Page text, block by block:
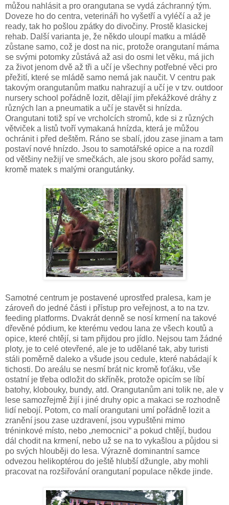
můžou nahlásit a pro orangutana se vydá záchranný tým.
Doveze ho do centra, veterináři ho vyšetří a vyléčí a až je
ready, tak ho pošlou zpátky do divočiny. Prostě klasickej
rehab. Další varianta je, že někdo uloupí matku a mládě
zůstane samo, což je dost na nic, protože orangutaní máma
se svými potomky zůstává až asi do osmi let věku, má jich
za život jenom dvě až tři a učí je všechny potřebné věci pro
přežití, které se mládě samo nemá jak naučit. V centru pak
takovým orangutanům matku nahrazují a učí je v tzv. outdoor
nursery school pořádně lozit, dělají jim překážkové dráhy z
různých lan a pneumatik a učí je stavět si hnízda.
Orangutani totiž spí ve vrcholcích stromů, kde si z různých
větviček a listů tvoří vymakaná hnízda, která je můžou
ochránit i před deštěm. Ráno se sbalí, jdou zase jinam a tam
postaví nové hnízdo. Jsou to samotářské opice a na rozdíl
od většiny nežijí ve smečkách, ale jsou skoro pořád samy,
kromě matek s malými orangutánky.
Samotné centrum je postavené uprostřed pralesa, kam je
zároveň do jedné části i přístup pro veřejnost, a to na tzv.
feeding platforms. Dvakrát denně se nosí krmení na takové
dřevěné pódium, ke kterému vedou lana ze všech koutů a
opice, které chtějí, si tam přijdou pro jídlo. Nejsou tam žádné
ploty, je to celé otevřené, ale je to udělané tak, aby turisti
stáli poměrně daleko a všude jsou cedule, které nabádají k
tichosti. Do areálu se nesmí brát nic kromě foťáku, vše
ostatní je třeba odložit do skříněk, protože opicím se líbí
batohy, klobouky, bundy, atd. Orangutanům ani tolik ne, ale v
lese samozřejmě žijí i jiné druhy opic a makaci se rozhodně
lidí nebojí. Potom, co malí orangutani umí pořádně lozit a
zranění jsou zase uzdravení, jsou vypuštěni mimo
tréninkové místo, nebo „nemocnici“ a pokud chtějí, budou
dál chodit na krmení, nebo už se na to vykašlou a půjdou si
po svých hlouběji do lesa. Výrazně dominantní samce
odvezou helikoptérou do ještě hlubší džungle, aby mohli
pracovat na rozšiřování orangutaní populace někde jinde.